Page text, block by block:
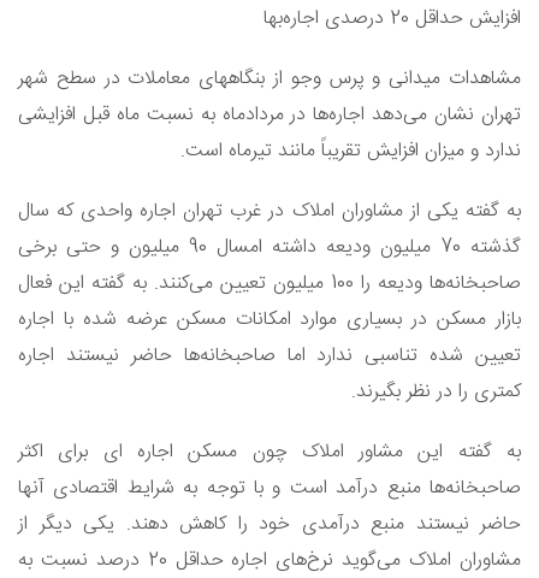
افزایش حداقل 20 درصدی اجاره‌بها
مشاهدات میدانی و پرس وجو از بنگاههای معاملات در سطح شهر
تهران نشان می‌دهد اجاره‌ها در مردادماه به نسبت ماه قبل افزایشی
ندارد و میزان افزایش تقریباً مانند تیرماه است.
به گفته یکی از مشاوران املاک در غرب تهران اجاره واحدی که سال
گذشته 70 میلیون ودیعه داشته امسال 90 میلیون و حتی برخی
صاحبخانه‌ها ودیعه را 100 میلیون تعیین می‌کنند. به گفته این فعال
بازار مسکن در بسیاری موارد امکانات مسکن عرضه شده با اجاره
تعیین شده تناسبی ندارد اما صاحبخانه‌ها حاضر نیستند اجاره
کمتری را در نظر بگیرند.
به گفته این مشاور املاک چون مسکن اجاره ای برای اکثر
صاحبخانه‌ها منبع درآمد است و با توجه به شرایط اقتصادی آنها
حاضر نیستند منبع درآمدی خود را کاهش دهند. یکی دیگر از
مشاوران املاک می‌گوید نرخ‌های اجاره حداقل 20 درصد نسبت به